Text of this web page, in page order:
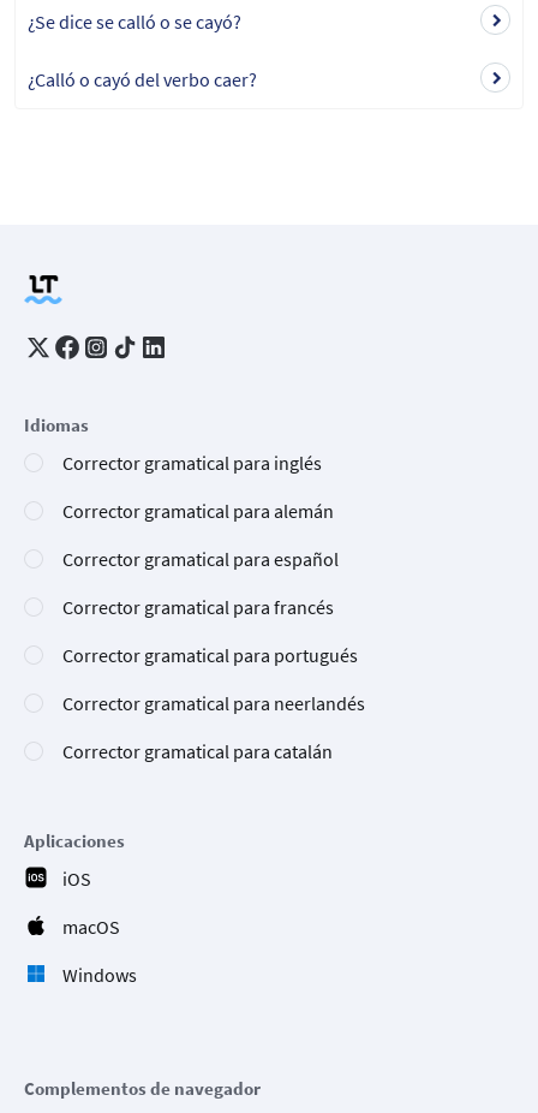
¿Se dice se calló o se cayó?
¿Calló o cayó del verbo caer?
Idiomas
Corrector gramatical para inglés
Corrector gramatical para alemán
Corrector gramatical para español
Corrector gramatical para francés
Corrector gramatical para portugués
Corrector gramatical para neerlandés
Corrector gramatical para catalán
Aplicaciones
iOS
macOS
Windows
Complementos de navegador